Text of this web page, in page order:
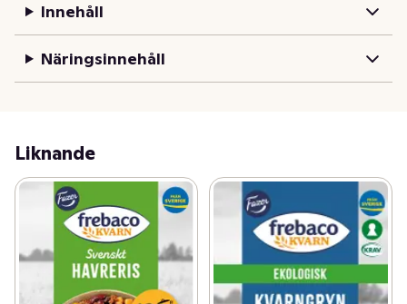
Innehåll
Näringsinnehåll
Liknande